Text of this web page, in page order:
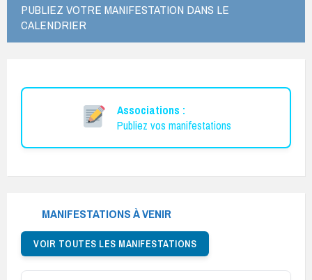
PUBLIEZ VOTRE MANIFESTATION DANS LE
CALENDRIER
Associations :
Publiez vos manifestations
MANIFESTATIONS À VENIR
VOIR TOUTES LES MANIFESTATIONS